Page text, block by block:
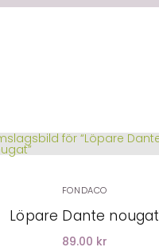
LÄGG I
VARUKORG
FONDACO
Löpare Dante nougat
89.00 kr